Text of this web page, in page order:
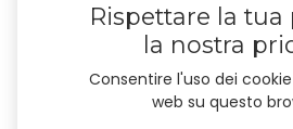
Rispettare la tua
la nostra
Consentire l'uso dei
web su questo